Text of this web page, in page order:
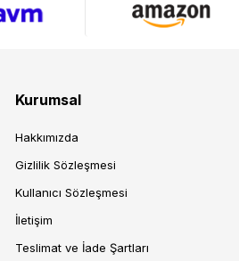
Kurumsal
Hakkımızda
Gizlilik Sözleşmesi
Kullanıcı Sözleşmesi
İletişim
Teslimat ve İade Şartları